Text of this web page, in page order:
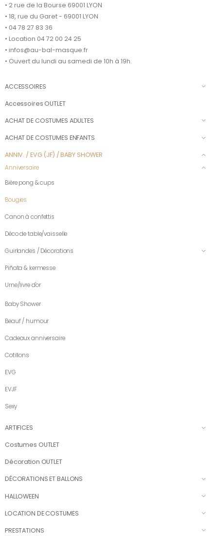
• 2 rue de la Bourse 69001 LYON
• 18, rue du Garet - 69001 LYON
• 04 78 27 83 36
• Location 04 72 00 24 25
• infos@au-bal-masque.fr
• Ouvert du lundi au samedi de 10h à 19h.
ACCESSOIRES
Accessoires OUTLET
ACHAT DE COSTUMES ADULTES
ACHAT DE COSTUMES ENFANTS
ANNIV. / EVG (JF) / BABY SHOWER
Anniversaire
Bière pong & cups
Bougies
Canon à confettis
Déco de table/vaisselle
Guirlandes / Décorations
Piñata & kermesse
Urne/livre d'or
Baby Shower
Beauf / humour
Cadeaux anniversaire
Cotillons
EVG
EVJF
Sexy
ARTIFICES
Costumes OUTLET
Décoration OUTLET
DÉCORATIONS ET BALLONS
HALLOWEEN
LOCATION DE COSTUMES
PRESTATIONS